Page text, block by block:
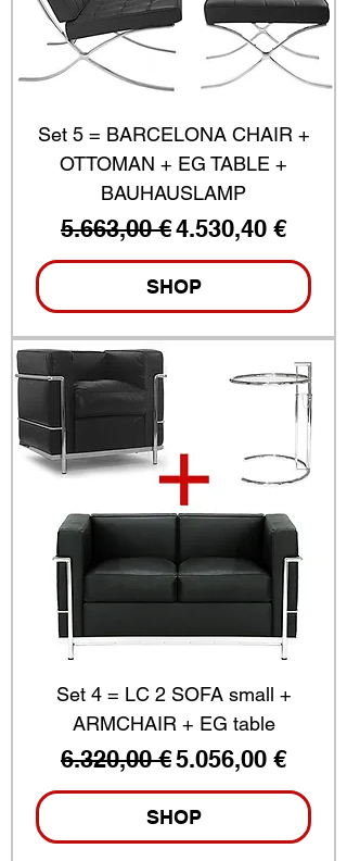
Set 5 = BARCELONA CHAIR +
OTTOMAN + EG TABLE +
BAUHAUSLAMP
Standardpreis
5.663,00 €Sale-Preis
4.530,40 €
SHOP
Set 4 = LC 2 SOFA small +
ARMCHAIR + EG table
Standardpreis
6.320,00 €Sale-Preis
5.056,00 €
SHOP